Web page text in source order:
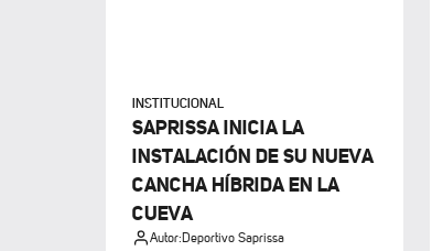
INSTITUCIONAL
SAPRISSA INICIA LA
INSTALACIÓN DE SU NUEVA
CANCHA HÍBRIDA EN LA
CUEVA
Autor:Deportivo Saprissa